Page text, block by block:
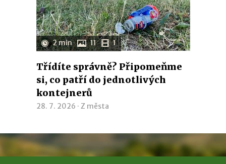
2 min 11 1
Třídíte správně? Připomeňme
si, co patří do jednotlivých
kontejnerů
28. 7. 2026 · Z města